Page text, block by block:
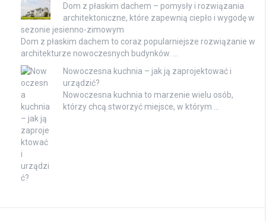
Dom z płaskim dachem – pomysły i rozwiązania
architektoniczne, które zapewnią ciepło i wygodę w
sezonie jesienno-zimowym
Dom z płaskim dachem to coraz popularniejsze rozwiązanie w
architekturze nowoczesnych budynków. …
Nowoczesna kuchnia – jak ją zaprojektować i
urządzić?
Nowoczesna kuchnia to marzenie wielu osób,
którzy chcą stworzyć miejsce, w którym …